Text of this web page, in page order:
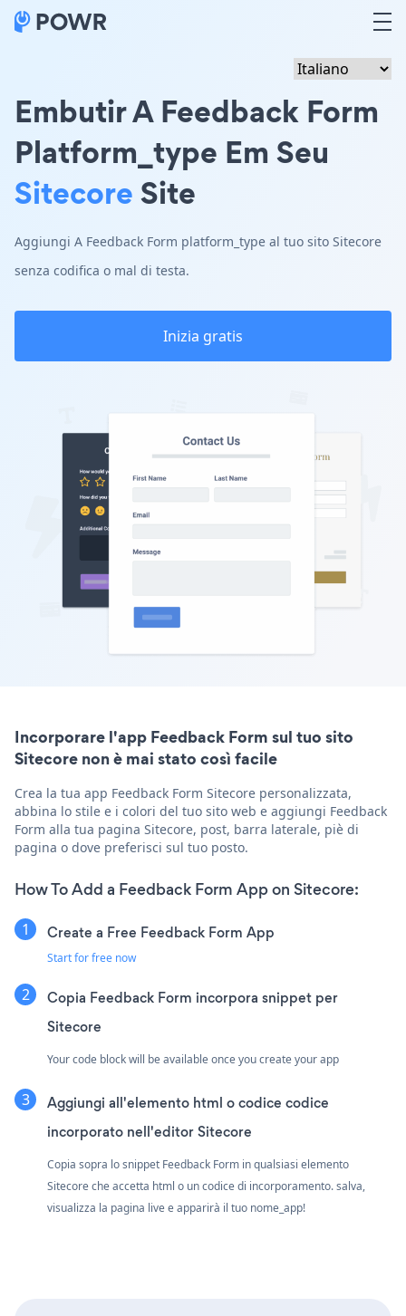
Embutir A Feedback Form
Platform_type Em Seu
SitecoreSite
Aggiungi A Feedback Form platform_type al tuo sito Sitecore
senza codifica o mal di testa.
Inizia gratis
Incorporare l'app Feedback Form sul tuo sito
Sitecore non è mai stato così facile
Crea la tua app Feedback Form Sitecore personalizzata,
abbina lo stile e i colori del tuo sito web e aggiungi Feedback
Form alla tua pagina Sitecore, post, barra laterale, piè di
pagina o dove preferisci sul tuo posto.
How To Add a Feedback Form App on Sitecore:
Create a Free Feedback Form App
Start for free now
Copia Feedback Form incorpora snippet per
Sitecore
Your code block will be available once you create your app
Aggiungi all'elemento html o codice codice
incorporato nell'editor Sitecore
Copia sopra lo snippet Feedback Form in qualsiasi elemento
Sitecore che accetta html o un codice di incorporamento. salva,
visualizza la pagina live e apparirà il tuo nome_app!